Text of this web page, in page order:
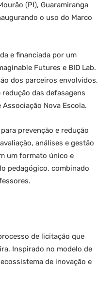
(PI), Guaramiranga
o uso do Marco
e financiada por um
Futures e BID Lab.
dos parceiros envolvidos,
das defasagens
Nova Escola.
prevenção e redução
análises e gestão
um formato único e
pedagógico, combinado
de licitação que
Inspirado no modelo de
de inovação e